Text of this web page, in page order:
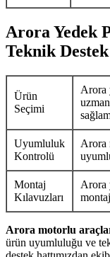
Arora Yedek
Teknik
Ürün
Seçimi
Arora
Uyumluluk
Kontrolü
Arora
Montaj
Kılavuzları
Arora
Arora motorlu
ürün uyumluluğu ve